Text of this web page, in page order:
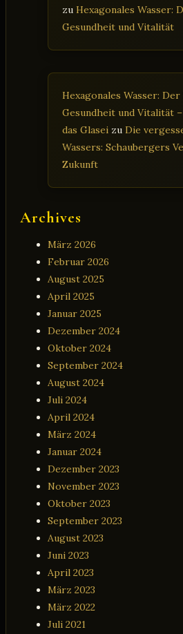
zu Hexagonales Wasser:
Gesundheit und Vitalität
Hexagonales Wasser:
Gesundheit und Vitalität
das Glasei zu Die
Wassers: Schaubergers
Zukunft
Archives
März 2026
Februar 2026
August 2025
April 2025
Januar 2025
Dezember 2024
Oktober 2024
September 2024
August 2024
Juli 2024
April 2024
März 2024
Januar 2024
Dezember 2023
November 2023
Oktober 2023
September 2023
August 2023
Juni 2023
April 2023
März 2023
März 2022
Juli 2021